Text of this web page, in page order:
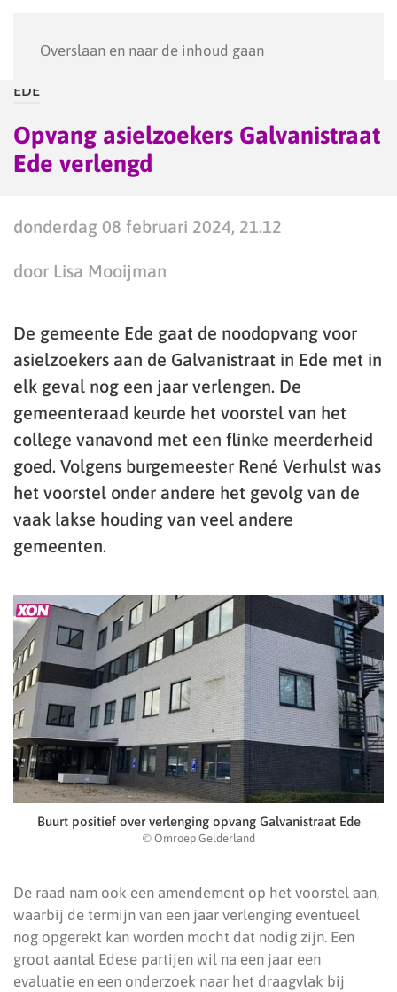
Overslaan en naar de inhoud gaan
EDE
Opvang asielzoekers Galvanistraat
Ede verlengd
donderdag 08 februari 2024, 21.12
door Lisa Mooijman
De gemeente Ede gaat de noodopvang voor
asielzoekers aan de Galvanistraat in Ede met in
elk geval nog een jaar verlengen. De
gemeenteraad keurde het voorstel van het
college vanavond met een flinke meerderheid
goed. Volgens burgemeester René Verhulst was
het voorstel onder andere het gevolg van de
vaak lakse houding van veel andere
gemeenten.
Buurt positief over verlenging opvang Galvanistraat Ede
© Omroep Gelderland
De raad nam ook een amendement op het voorstel aan,
waarbij de termijn van een jaar verlenging eventueel
nog opgerekt kan worden mocht dat nodig zijn. Een
groot aantal Edese partijen wil na een jaar een
evaluatie en een onderzoek naar het draagvlak bij